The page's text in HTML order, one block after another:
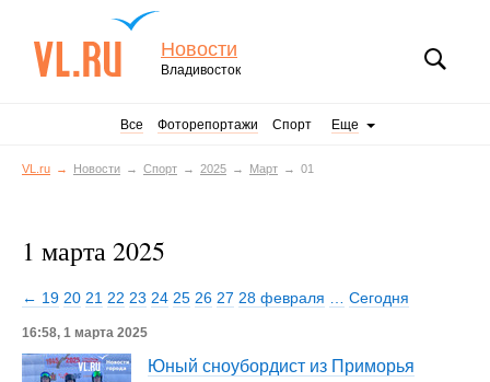
Новости
Владивосток
Все Фоторепортажи Спорт Еще
VL.ru Новости Спорт 2025 Март 01
1 марта 2025
← 19 20 21 22 23 24 25 26 27 28 февраля Сегодня
16:58, 1 марта 2025
Юный сноубордист из Приморья